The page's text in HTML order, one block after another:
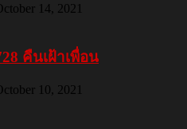
14, 2021
คืนเฝ้าเพื่อน
10, 2021